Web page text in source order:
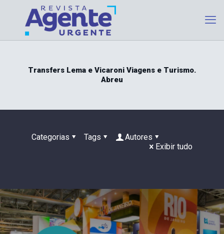
Transfers Lema e Vicaroni Viagens e Turismo.
Abreu
Categorias Tags
Autores
Exibir tudo